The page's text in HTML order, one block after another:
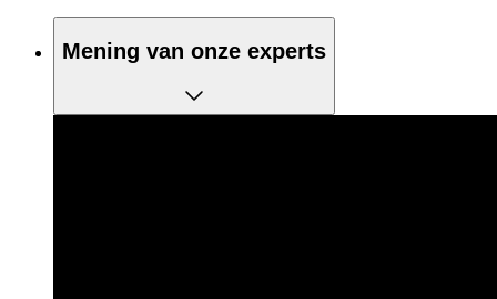
Mening van onze experts